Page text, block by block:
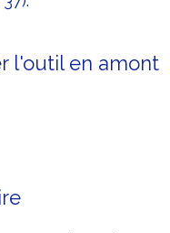
l'outil en amont